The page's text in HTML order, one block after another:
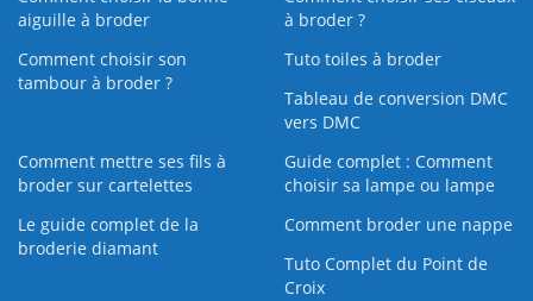
aiguille à broder
à broder ?
Comment choisir son
tambour à broder ?
Tuto toiles à broder
Tableau de conversion DMC
vers DMC
Comment mettre ses fils à
broder sur cartelettes
Guide complet : Comment
choisir sa lampe ou lampe
Le guide complet de la
broderie diamant
Comment broder une nappe
Tuto Complet du Point de
Croix